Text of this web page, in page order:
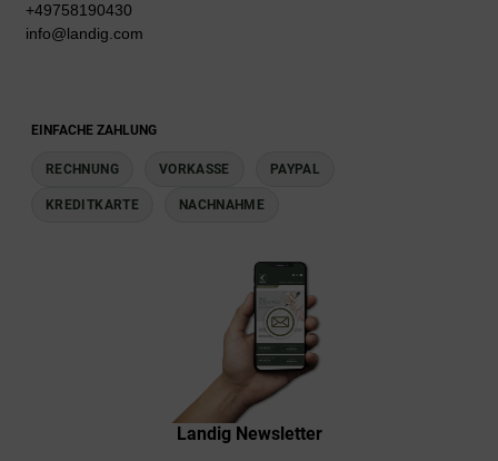
+49758190430
info@landig.com
EINFACHE ZAHLUNG
RECHNUNG VORKASSE PAYPAL
KREDITKARTE NACHNAHME
Landig Newsletter